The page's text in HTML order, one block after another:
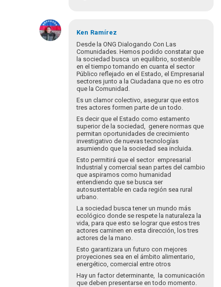
En
respuesta
Ken Ramírez
Desde la ONG Dialogando Con Las
Comunidades. Hemos podido constatar que
la sociedad busca un equilibrio, sostenible
en el tiempo tomando en cuanta el sector
Público reflejado en el Estado, el Empresarial
sectores junto a la Ciudadana que no es otro
que la Comunidad.
Es un clamor colectivo, asegurar que estos
tres actores formen parte de un todo.
Es decir que el Estado como estamento
superior de la sociedad, genere normas que
permitan oportunidades de crecimiento
investigativo de nuevas tecnologías
asumiendo que la sociedad sea incluida.
Esto permitirá que el sector empresarial
Industrial y comercial sean partes del cambio
que aspiramos como humanidad
entendiendo que se busca ser
autosustentable en cada región sea rural
urbano.
La sociedad busca tener un mundo más
ecológico donde se respete la naturaleza la
vida, para que esto se lograr que estos tres
actores caminen en esta dirección, los tres
actores de la mano.
Esto garantizara un futuro con mejores
proyeciones sea en el ámbito alimentario,
energético, comercial entre otros
Hay un factor determinante, la comunicación
que deben presentarse en todo momento.